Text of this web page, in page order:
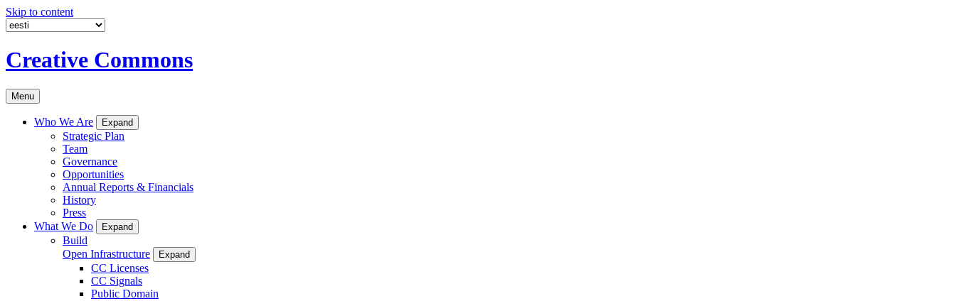
Skip to content
Creative Commons
Menu
Who We Are Expand
Strategic Plan
Team
Governance
Opportunities
Annual Reports & Financials
History
Press
What We Do
Expand
Build
Open Infrastructure
Expand
CC Licenses
CC Signals
Public Domain